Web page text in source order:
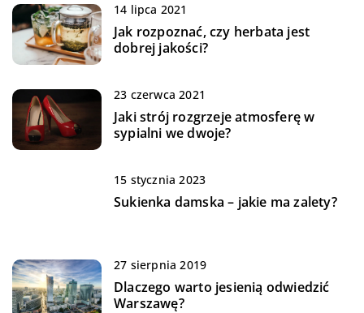
14 lipca 2021
Jak rozpoznać, czy herbata jest
dobrej jakości?
23 czerwca 2021
Jaki strój rozgrzeje atmosferę w
sypialni we dwoje?
15 stycznia 2023
Sukienka damska – jakie ma zalety?
27 sierpnia 2019
Dlaczego warto jesienią odwiedzić
Warszawę?